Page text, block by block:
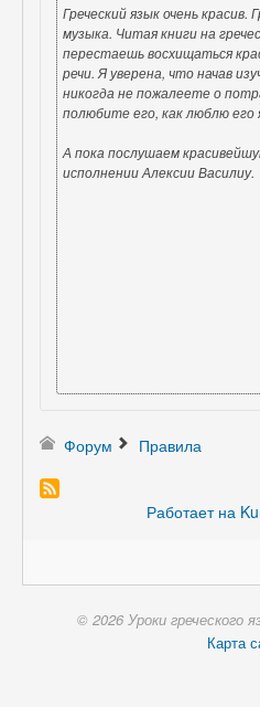
Греческий язык очень красив.
музыка. Читая книги на
перестаешь восхищаться
речи. Я уверена, что начав
никогда не пожалеете о
полюбите его, как люблю его
А пока послушаем
исполнении Алексии Василиу.
Форум Правила
Работает на
© 2026 Уроки греческого
Карта